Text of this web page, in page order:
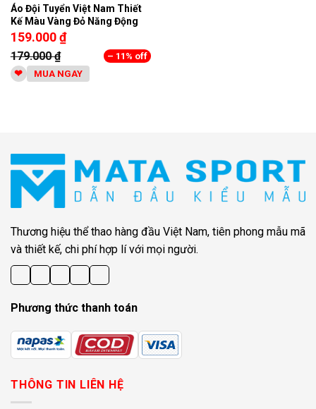
Áo Đội Tuyển Việt Nam Thiết
Kế Màu Vàng Đỏ Năng Động
159.000₫
179.000₫
– 11% off
MUA NGAY
Thương hiệu thể thao hàng đầu Việt Nam, tiên phong mẫu mã
và thiết kế, chi phí hợp lí với mọi người.
Phương thức thanh toán
THÔNG TIN LIÊN HỆ